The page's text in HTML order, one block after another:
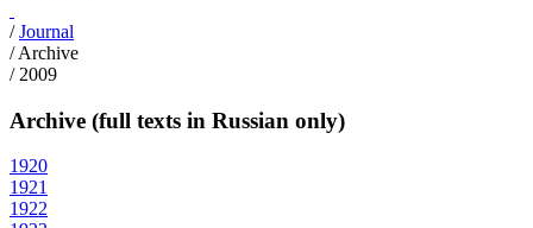
/Journal
/Archive
/ 2009
Archive (full texts in Russian only)
1920
1921
1922